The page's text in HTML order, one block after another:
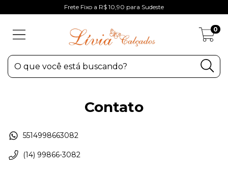
Frete Fixo a R$ 10,90 para Sudeste
0
Contato
5514998663082
(14) 99866-3082